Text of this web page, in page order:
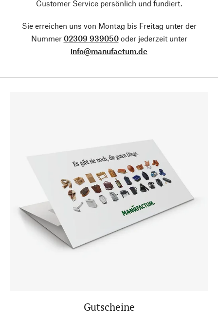
Customer Service persönlich und fundiert.
Sie erreichen uns von Montag bis Freitag unter der
Nummer 02309 939050oder jederzeit unter
info@manufactum.de
Gutscheine